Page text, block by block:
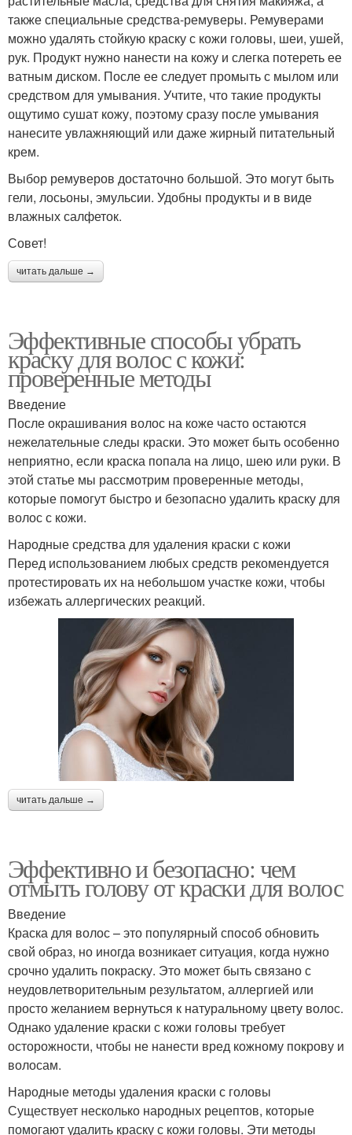
также специальные средства-ремуверы. Ремуверами
можно удалять стойкую краску с кожи головы, шеи, ушей,
рук. Продукт нужно нанести на кожу и слегка потереть ее
ватным диском. После ее следует промыть с мылом или
средством для умывания. Учтите, что такие продукты
ощутимо сушат кожу, поэтому сразу после умывания
нанесите увлажняющий или даже жирный питательный
крем.
Выбор ремуверов достаточно большой. Это могут быть
гели, лосьоны, эмульсии. Удобны продукты и в виде
влажных салфеток.
Совет!
читать дальше →
Эффективные способы убрать
краску для волос с кожи:
проверенные методы
Введение
После окрашивания волос на коже часто остаются
нежелательные следы краски. Это может быть особенно
неприятно, если краска попала на лицо, шею или руки. В
этой статье мы рассмотрим проверенные методы,
которые помогут быстро и безопасно удалить краску для
волос с кожи.
Народные средства для удаления краски с кожи
Перед использованием любых средств рекомендуется
протестировать их на небольшом участке кожи, чтобы
избежать аллергических реакций.
читать дальше →
Эффективно и безопасно: чем
отмыть голову от краски для волос
Введение
Краска для волос – это популярный способ обновить
свой образ, но иногда возникает ситуация, когда нужно
срочно удалить покраску. Это может быть связано с
неудовлетворительным результатом, аллергией или
просто желанием вернуться к натуральному цвету волос.
Однако удаление краски с кожи головы требует
осторожности, чтобы не нанести вред кожному покрову и
волосам.
Народные методы удаления краски с головы
Существует несколько народных рецептов, которые
помогают удалить краску с кожи головы. Эти методы